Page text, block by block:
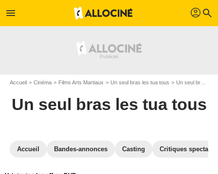
menu profil search
Accueil Cinéma Films Arts Martiaux Un seul bras les tua tous Un seul bras les tua tous en DVD
Un seul bras les tua tous
Accueil Bandes-annonces Casting Critiques